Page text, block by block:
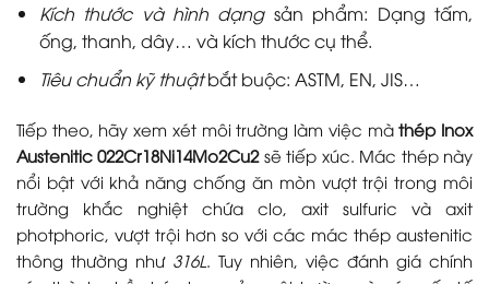
Kích thước và hình dạngsản phẩm: Dạng tấm,
ống, thanh, dây… và kích thước cụ thể.
Tiêu chuẩn kỹ thuậtbắt buộc: ASTM, EN, JIS…
Tiếp theo, hãy xem xét môi trường làm việc màthép Inox
Austenitic 022Cr18Ni14Mo2Cu2sẽ tiếp xúc. Mác thép này
nổi bật với khả năng chống ăn mòn vượt trội trong môi
trường khắc nghiệt chứa clo, axit sulfuric và axit
photphoric, vượt trội hơn so với các mác thép austenitic
thông thường như 316L . Tuy nhiên, việc đánh giá chính